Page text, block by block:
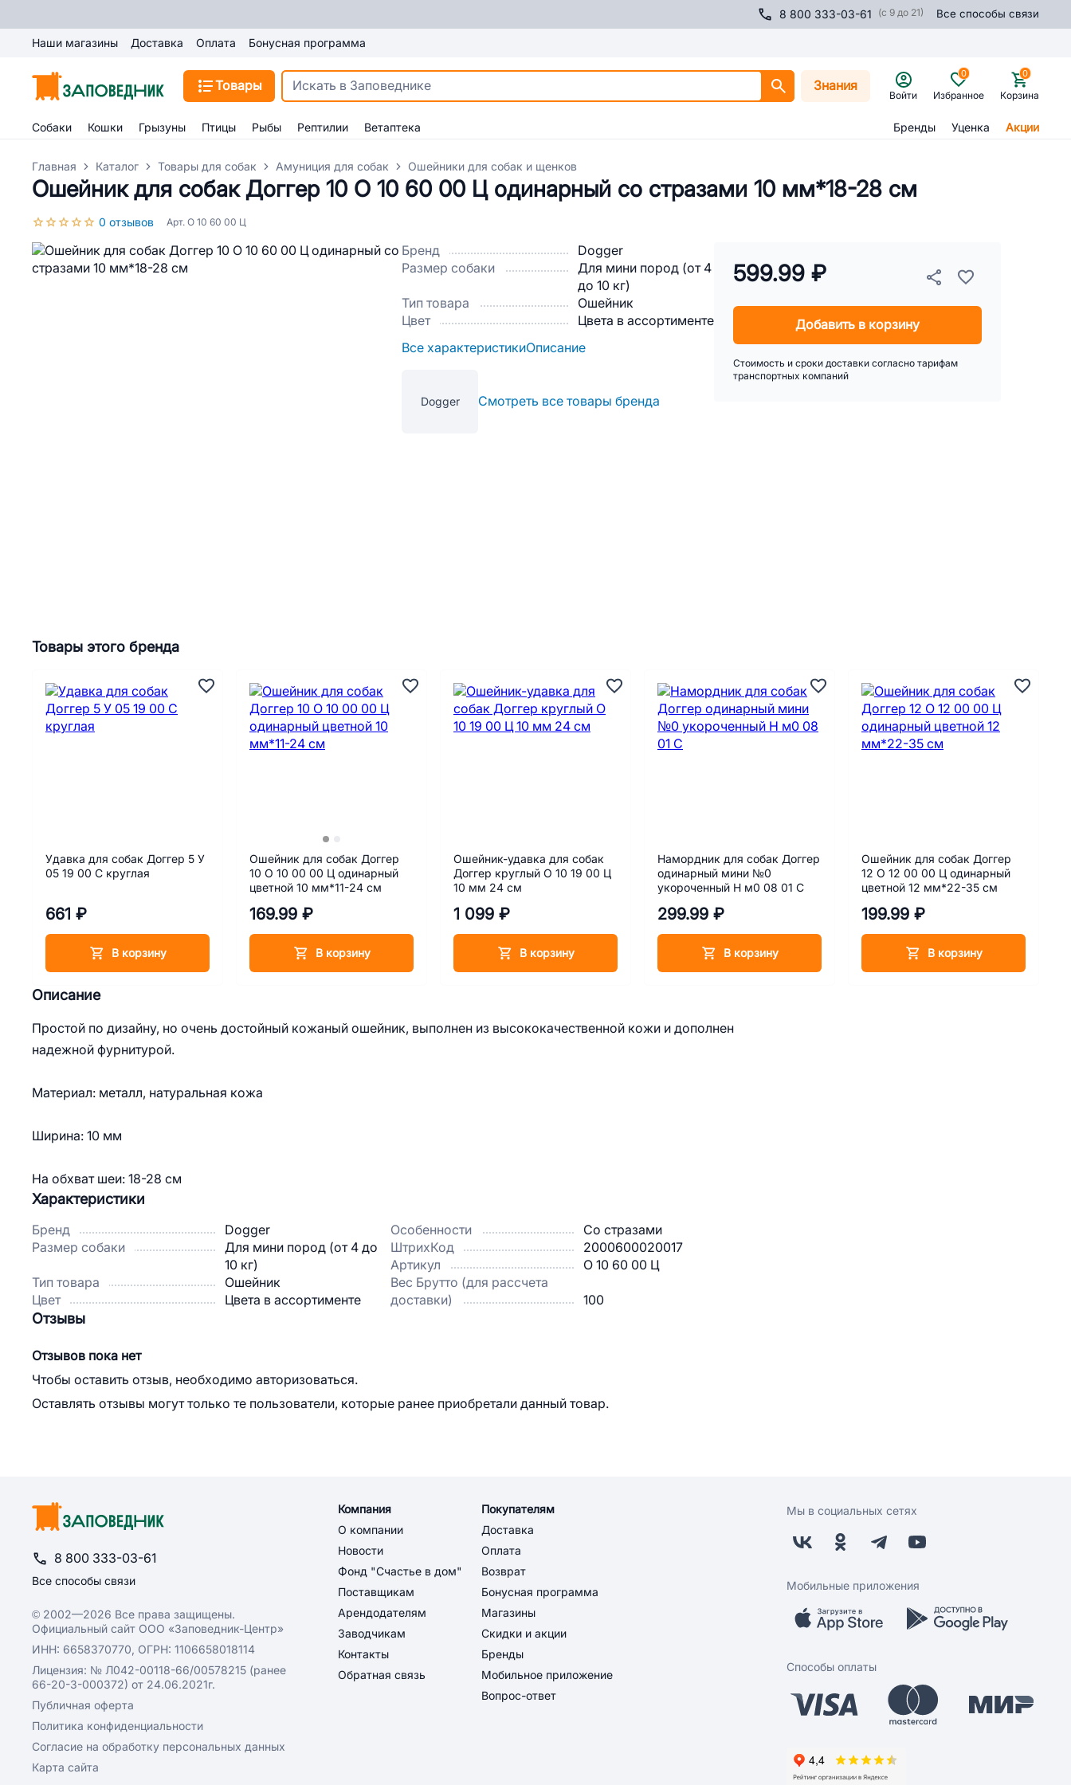
8 800 333-03-61 (с 9 до 21) Все способы связи
Наши магазины Доставка Оплата Бонусная программа
Товары Знания
Войти Избранное
0
Корзина
0
Собаки Кошки Грызуны Птицы Рыбы Рептилии Ветаптека Бренды Уценка Акции
Главная Каталог Товары для собак Амуниция для собак Ошейники для собак и щенков
Ошейник для собак Доггер 10 О 10 60 00 Ц одинарный со стразами 10 мм*18-28 см
0 отзывов Арт. О 10 60 00 Ц
Бренд
Dogger
Размер собаки
Для мини пород (от 4
до 10 кг)
Тип товара
Ошейник
Цвет
Цвета в ассортименте
Все характеристикиОписание
Dogger Смотреть все товары бренда
599.99 ₽
Добавить в корзину
Стоимость и сроки доставки согласно тарифам
транспортных компаний
Описание
Простой по дизайну, но очень достойный кожаный ошейник, выполнен из высококачественной кожи и дополнен
надежной фурнитурой.
Материал: металл, натуральная кожа
Ширина: 10 мм
На обхват шеи: 18-28 см
Товары этого бренда
Удавка для собак Доггер 5 У
05 19 00 С круглая
661 ₽
В корзину
Ошейник для собак Доггер
10 О 10 00 00 Ц одинарный
цветной 10 мм*11-24 см
169.99 ₽
В корзину
Ошейник-удавка для собак
Доггер круглый О 10 19 00 Ц
10 мм 24 см
1 099 ₽
В корзину
Намордник для собак Доггер
одинарный мини №0
укороченный Н м0 08 01 С
299.99 ₽
В корзину
Ошейник для собак Доггер
12 О 12 00 00 Ц одинарный
цветной 12 мм*22-35 см
199.99 ₽
В корзину
Характеристики
Бренд
Dogger
Размер собаки
Для мини пород (от 4 до
10 кг)
Тип товара
Ошейник
Цвет
Цвета в ассортименте
Особенности
Со стразами
ШтрихКод
2000600020017
Артикул
О 10 60 00 Ц
Вес Брутто (для рассчета
доставки)
100
Отзывы
Отзывов пока нет
Чтобы оставить отзыв, необходимо авторизоваться.
Оставлять отзывы могут только те пользователи, которые ранее приобретали данный товар.
8 800 333-03-61
Все способы связи
© 2002—2026 Все права защищены.
Официальный сайт ООО «Заповедник-Центр»
ИНН: 6658370770, ОГРН: 1106658018114
Лицензия: № Л042-00118-66/00578215 (ранее
66-20-3-000372) от 24.06.2021г.
Публичная оферта
Политика конфиденциальности
Согласие на обработку персональных данных
Карта сайта
Компания
О компании
Новости
Фонд "Счастье в дом"
Поставщикам
Арендодателям
Заводчикам
Контакты
Обратная связь
Покупателям
Доставка
Оплата
Возврат
Бонусная программа
Магазины
Скидки и акции
Бренды
Мобильное приложение
Вопрос-ответ
Мы в социальных сетях
Мобильные приложения
Способы оплаты